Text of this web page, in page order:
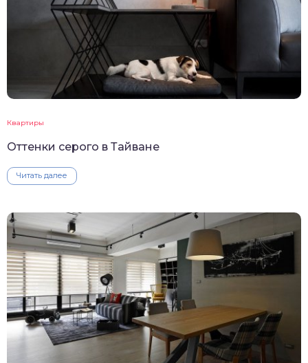
Квартиры
Оттенки серого в Тайване
Читать далее